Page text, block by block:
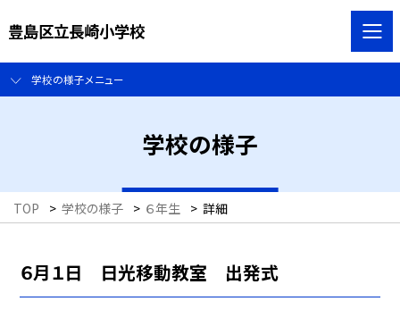
豊島区立長崎小学校
学校の様子メニュー
学校の様子
TOP > 学校の様子 > ６年生 > 詳細
６月１日 日光移動教室 出発式